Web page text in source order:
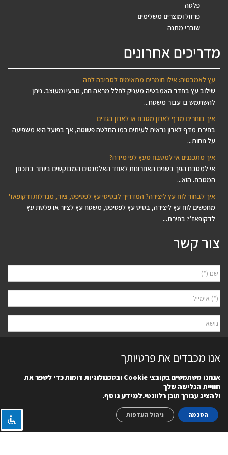
פלטה
פרזול ומוצרים משלימים
שוברי מתנה
מדריכים אחרונים
עץ לאמבטיה: אילו חומרים מתאימים לסביבה לחה
שילוב עץ בחדר האמבטיה מעניק לחלל מראה חם, טבעי ומעוצב. ניתן
להשתמש בו עבור משטח...
איך בוחרים מדף לארון מטבח או לארון בגדים
בחירת מדף לארון נראית לעיתים כמו החלטה פשוטה, אך בפועל היא משפיעה
על נוחות...
איך מתכננים אי למטבח מעץ לפי מידה?
אי למטבח הפך בשנים האחרונות לאחד האלמנטים המבוקשים ביותר בתכנון
המטבח. הוא...
איך לבחור לוח עץ ליצירה? המדריך לבסיסי עץ לפסיפס, ציור, מנדלות ודקופאז'
מחפשים לוח עץ ליצירה, בסיס עץ לפסיפס, משטח עץ לציור או פלטת עץ
לדקופאז’? בחירת...
צור קשר
אני מאשר/ת למסור את פרטיי לצורך יצירת קשר ודיוור ישיר, בהתאם
הפרטיותשל האתר. ידוע לי שאוכל לבטל את הרישום בכל עת.
אנו מכבדים את פרטיותך
אנחנו משתמשים בקובציCookie ובטכנולוגיות דומות כדי לשפר את
חוויית הגלישה שלך
ולהציג עבורך תוכן רלוונטי.למידע נוסף.
הסכמה ניהול העדפות